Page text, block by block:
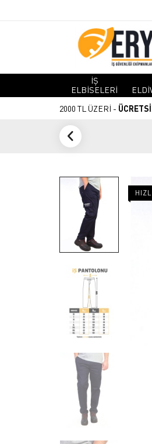
İŞ
ELBİSELERİ
2000 TL ÜZERİ -